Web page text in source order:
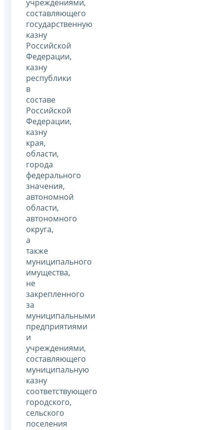
учреждениями,
составляющего
государственную
казну
Российской
Федерации,
казну
республики
в
составе
Российской
Федерации,
казну
края,
области,
города
федерального
значения,
автономной
области,
автономного
округа,
а
также
муниципального
имущества,
не
закрепленного
за
муниципальными
предприятиями
и
учреждениями,
составляющего
муниципальную
казну
соответствующего
городского,
сельского
поселения